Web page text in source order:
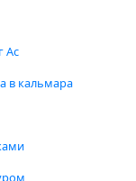
Ас
в кальмара